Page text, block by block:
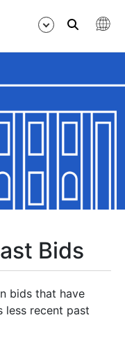
Bids
bids that have
less recent past